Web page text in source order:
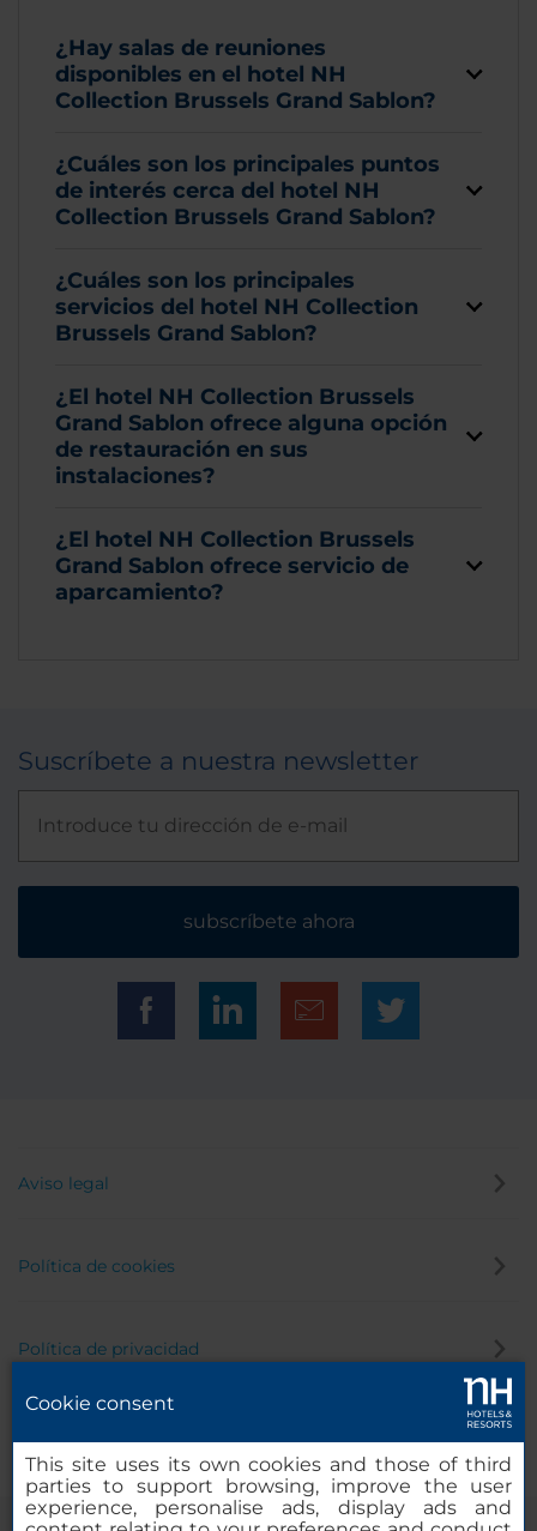
¿Hay salas de reuniones
disponibles en el hotel NH
Collection Brussels Grand Sablon?
¿Cuáles son los principales puntos
de interés cerca del hotel NH
Collection Brussels Grand Sablon?
¿Cuáles son los principales
servicios del hotel NH Collection
Brussels Grand Sablon?
¿El hotel NH Collection Brussels
Grand Sablon ofrece alguna opción
de restauración en sus
instalaciones?
¿El hotel NH Collection Brussels
Grand Sablon ofrece servicio de
aparcamiento?
Suscríbete a nuestra newsletter
subscríbete ahora
Aviso legal
Política de cookies
Política de privacidad
Cookie consent
This site uses its own cookies and those of third
parties to support browsing, improve the user
experience, personalise ads, display ads and